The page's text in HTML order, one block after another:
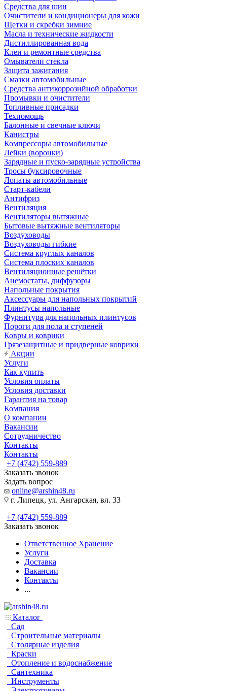
Средства для шин
Очистители и кондиционеры для кожи
Щетки и скребки зимние
Масла и технические жидкости
Дистиллированная вода
Клеи и ремонтные средства
Омыватели стекла
Защита зажигания
Смазки автомобильные
Средства антикоррозийной обработки
Промывки и очистители
Топливные присадки
Техпомощь
Балонные и свечные ключи
Канистры
Компрессоры автомобильные
Лейки (воронки)
Зарядные и пуско-зарядные устройства
Тросы буксировочные
Лопаты автомобильные
Старт-кабели
Антифриз
Вентиляция
Вентиляторы вытяжные
Бытовые вытяжные вентиляторы
Воздуховоды
Воздуховоды гибкие
Система круглых каналов
Система плоских каналов
Вентиляционные решётки
Анемостаты, диффузоры
Напольные покрытия
Аксессуары для напольных покрытий
Плинтусы напольные
Фурнитура для напольных плинтусов
Пороги для пола и ступеней
Ковры и коврики
Грязезащитные и придверные коврики
Акции
Услуги
Как купить
Условия оплаты
Условия доставки
Гарантия на товар
Компания
О компании
Вакансии
Сотрудничество
Контакты
Контакты
+7 (4742) 559-889
Заказать звонок
Задать вопрос
online@arshin48.ru
г. Липецк, ул. Ангарская, вл. 33
+7 (4742) 559-889
Заказать звонок
Ответственное Хранение
Услуги
Доставка
Вакансии
Контакты
...
Каталог
Сад
Строительные материалы
Столярные изделия
Краски
Отопление и водоснабжение
Сантехника
Инструменты